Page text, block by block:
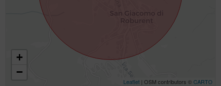
+
−
Leaflet| OSM contributors ©CARTO